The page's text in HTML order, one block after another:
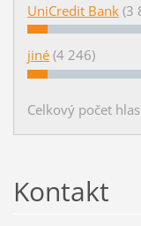
UniCredit Bank (3
jiné (4 246)
Celkový počet
Kontakt